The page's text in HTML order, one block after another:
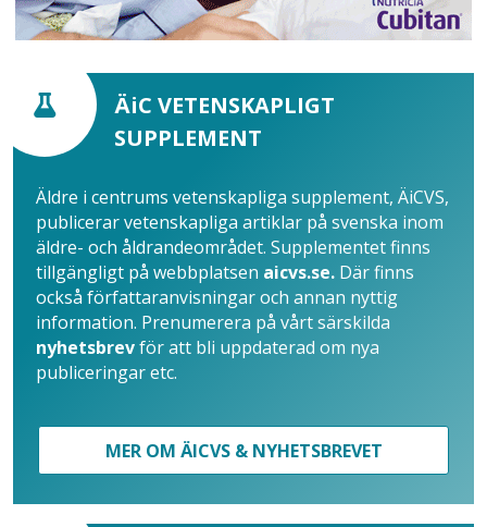
ÄiC VETENSKAPLIGT
SUPPLEMENT
Äldre i centrums vetenskapliga supplement, ÄiCVS,
publicerar vetenskapliga artiklar på svenska inom
äldre- och åldrandeområdet. Supplementet finns
tillgängligt på webbplatsen aicvs.se. Där finns
också författaranvisningar och annan nyttig
information. Prenumerera på vårt särskilda
nyhetsbrevför att bli uppdaterad om nya
publiceringar etc.
MER OM ÄICVS & NYHETSBREVET